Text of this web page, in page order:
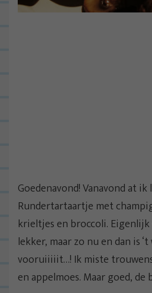
Goedenavond! Vanavond at
Rundertartaartje met
krieltjes en broccoli.
lekker, maar zo nu en dan is
vooruiiiiit…! Ik miste
en appelmoes. Maar goed,